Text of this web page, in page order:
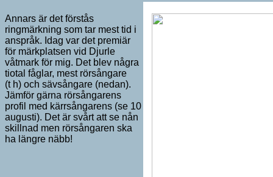
Annars är det förstås
ringmärkning som tar mest tid i
anspråk. Idag var det premiär
för märkplatsen vid Djurle
våtmark för mig. Det blev några
tiotal fåglar, mest rörsångare
(t h) och sävsångare (nedan).
Jämför gärna rörsångarens
profil med kärrsångarens (se 10
augusti). Det är svårt att se nån
skillnad men rörsångaren ska
ha längre näbb!